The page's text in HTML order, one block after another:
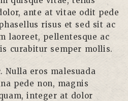
ante at vitae odit pede
risus et sed sit ac
laoreet, pellentesque ac
curabitur semper mollis.
Nulla eros malesuada
pede non, magnis
integer at dolor